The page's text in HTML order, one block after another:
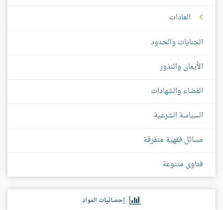
العادات
الجنايات والحدود
الأيمان والنذور
القضاء والشهادات
السياسة الشرعية
مسائل فقهية متفرقة
فتاوى متنوعة
إحصائيات المواد